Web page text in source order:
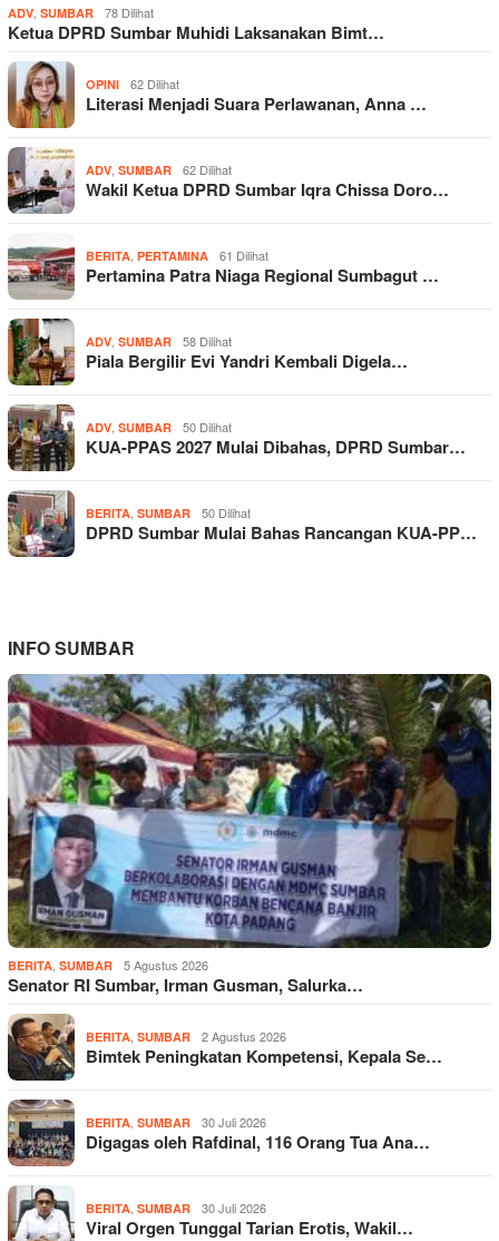
ADV SUMBAR 78 Dilihat
Ketua DPRD Sumbar Muhidi Laksanakan Bimt…
OPINI 62 Dilihat
Literasi Menjadi Suara Perlawanan, Anna …
ADV SUMBAR 62 Dilihat
Wakil Ketua DPRD Sumbar Iqra Chissa Doro…
BERITA PERTAMINA 61 Dilihat
Pertamina Patra Niaga Regional Sumbagut …
ADV SUMBAR 58 Dilihat
Piala Bergilir Evi Yandri Kembali Digela…
ADV SUMBAR 50 Dilihat
KUA-PPAS 2027 Mulai Dibahas, DPRD Sumbar…
BERITA SUMBAR 50 Dilihat
DPRD Sumbar Mulai Bahas Rancangan KUA-PP…
INFO SUMBAR
BERITA SUMBAR 5 Agustus 2026
Senator RI Sumbar, Irman Gusman, Salurka…
BERITA SUMBAR 2 Agustus 2026
Bimtek Peningkatan Kompetensi, Kepala Se…
BERITA SUMBAR 30 Juli 2026
Digagas oleh Rafdinal, 116 Orang Tua Ana…
BERITA SUMBAR 30 Juli 2026
Viral Orgen Tunggal Tarian Erotis, Wakil…